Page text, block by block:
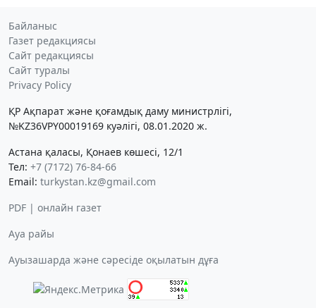
Байланыс
Газет редакциясы
Сайт редакциясы
Сайт туралы
Privacy Policy
ҚР Ақпарат және қоғамдық даму министрлігі,
№KZ36VPY00019169 куәлігі, 08.01.2020 ж.
Астана қаласы, Қонаев көшесі, 12/1
Тел: +7 (7172) 76-84-66
Email: turkystan.kz@gmail.com
PDF | онлайн газет
Ауа райы
Ауызашарда және сәресіде оқылатын дұға